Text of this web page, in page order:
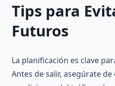
Tips para
Futuros
La planificación es clave
Antes de salir, asegúrate